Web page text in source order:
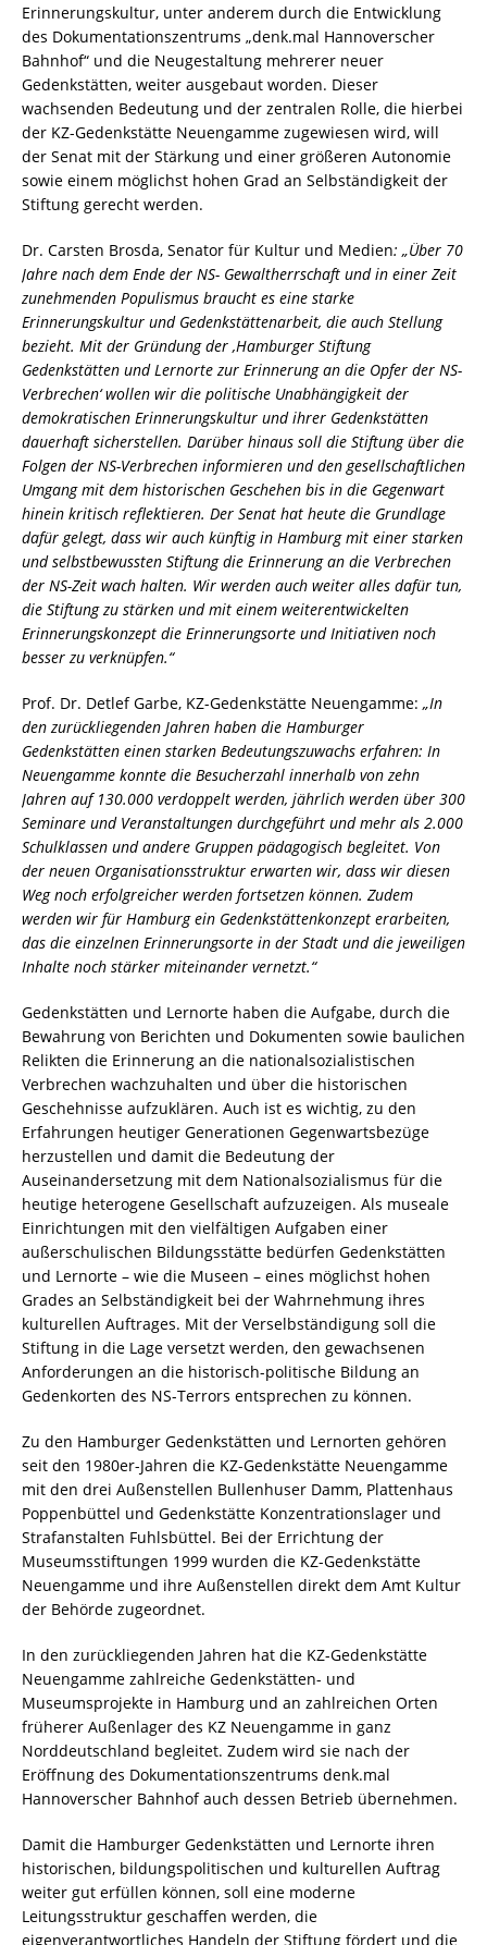
Erinnerungskultur, unter anderem durch die Entwicklung
des Dokumentationszentrums „denk.mal Hannoverscher
Bahnhof“ und die Neugestaltung mehrerer neuer
Gedenkstätten, weiter ausgebaut worden. Dieser
wachsenden Bedeutung und der zentralen Rolle, die hierbei
der KZ-Gedenkstätte Neuengamme zugewiesen wird, will
der Senat mit der Stärkung und einer größeren Autonomie
sowie einem möglichst hohen Grad an Selbständigkeit der
Stiftung gerecht werden.
Dr. Carsten Brosda, Senator für Kultur und Medien: „Über 70
Jahre nach dem Ende der NS- Gewaltherrschaft und in einer Zeit
zunehmenden Populismus braucht es eine starke
Erinnerungskultur und Gedenkstättenarbeit, die auch Stellung
bezieht. Mit der Gründung der ‚Hamburger Stiftung
Gedenkstätten und Lernorte zur Erinnerung an die Opfer der NS-
Verbrechen‘ wollen wir die politische Unabhängigkeit der
demokratischen Erinnerungskultur und ihrer Gedenkstätten
dauerhaft sicherstellen. Darüber hinaus soll die Stiftung über die
Folgen der NS-Verbrechen informieren und den gesellschaftlichen
Umgang mit dem historischen Geschehen bis in die Gegenwart
hinein kritisch reflektieren. Der Senat hat heute die Grundlage
dafür gelegt, dass wir auch künftig in Hamburg mit einer starken
und selbstbewussten Stiftung die Erinnerung an die Verbrechen
der NS-Zeit wach halten. Wir werden auch weiter alles dafür tun,
die Stiftung zu stärken und mit einem weiterentwickelten
Erinnerungskonzept die Erinnerungsorte und Initiativen noch
besser zu verknüpfen.“
Prof. Dr. Detlef Garbe, KZ-Gedenkstätte Neuengamme: „In
den zurückliegenden Jahren haben die Hamburger
Gedenkstätten einen starken Bedeutungszuwachs erfahren: In
Neuengamme konnte die Besucherzahl innerhalb von zehn
Jahren auf 130.000 verdoppelt werden, jährlich werden über 300
Seminare und Veranstaltungen durchgeführt und mehr als 2.000
Schulklassen und andere Gruppen pädagogisch begleitet. Von
der neuen Organisationsstruktur erwarten wir, dass wir diesen
Weg noch erfolgreicher werden fortsetzen können. Zudem
werden wir für Hamburg ein Gedenkstättenkonzept erarbeiten,
das die einzelnen Erinnerungsorte in der Stadt und die jeweiligen
Inhalte noch stärker miteinander vernetzt.“
Gedenkstätten und Lernorte haben die Aufgabe, durch die
Bewahrung von Berichten und Dokumenten sowie baulichen
Relikten die Erinnerung an die nationalsozialistischen
Verbrechen wachzuhalten und über die historischen
Geschehnisse aufzuklären. Auch ist es wichtig, zu den
Erfahrungen heutiger Generationen Gegenwartsbezüge
herzustellen und damit die Bedeutung der
Auseinandersetzung mit dem Nationalsozialismus für die
heutige heterogene Gesellschaft aufzuzeigen. Als museale
Einrichtungen mit den vielfältigen Aufgaben einer
außerschulischen Bildungsstätte bedürfen Gedenkstätten
und Lernorte – wie die Museen – eines möglichst hohen
Grades an Selbständigkeit bei der Wahrnehmung ihres
kulturellen Auftrages. Mit der Verselbständigung soll die
Stiftung in die Lage versetzt werden, den gewachsenen
Anforderungen an die historisch-politische Bildung an
Gedenkorten des NS-Terrors entsprechen zu können.
Zu den Hamburger Gedenkstätten und Lernorten gehören
seit den 1980er-Jahren die KZ-Gedenkstätte Neuengamme
mit den drei Außenstellen Bullenhuser Damm, Plattenhaus
Poppenbüttel und Gedenkstätte Konzentrationslager und
Strafanstalten Fuhlsbüttel. Bei der Errichtung der
Museumsstiftungen 1999 wurden die KZ-Gedenkstätte
Neuengamme und ihre Außenstellen direkt dem Amt Kultur
der Behörde zugeordnet.
In den zurückliegenden Jahren hat die KZ-Gedenkstätte
Neuengamme zahlreiche Gedenkstätten- und
Museumsprojekte in Hamburg und an zahlreichen Orten
früherer Außenlager des KZ Neuengamme in ganz
Norddeutschland begleitet. Zudem wird sie nach der
Eröffnung des Dokumentationszentrums denk.mal
Hannoverscher Bahnhof auch dessen Betrieb übernehmen.
Damit die Hamburger Gedenkstätten und Lernorte ihren
historischen, bildungspolitischen und kulturellen Auftrag
weiter gut erfüllen können, soll eine moderne
Leitungsstruktur geschaffen werden, die
eigenverantwortliches Handeln der Stiftung fördert und die